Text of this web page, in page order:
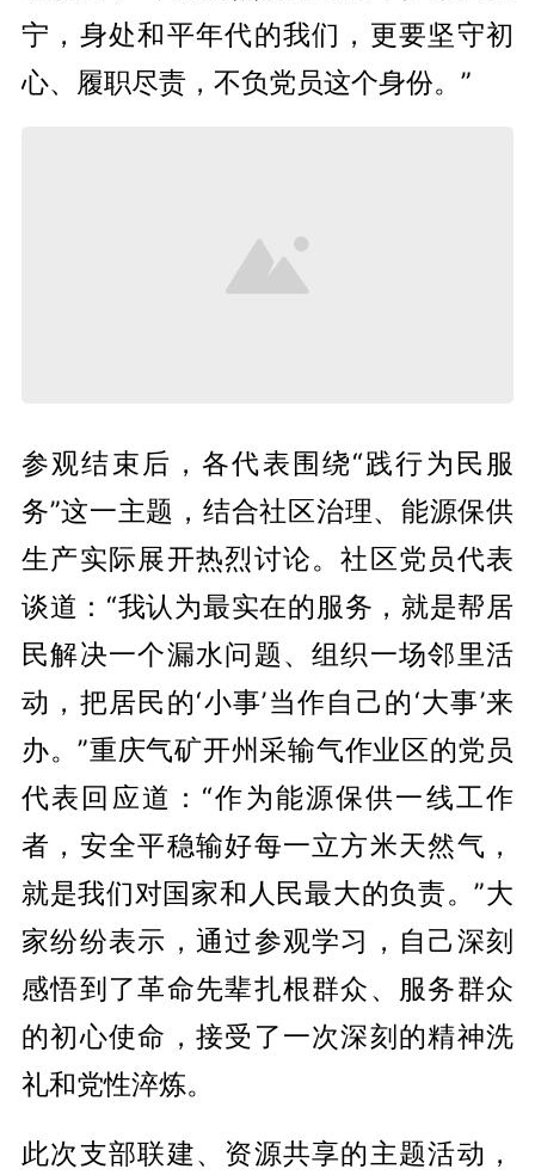
宁，身处和平年代的我们，更要坚守初
心、履职尽责，不负党员这个身份。”
参观结束后，各代表围绕“践行为民服
务”这一主题，结合社区治理、能源保供
生产实际展开热烈讨论。社区党员代表
谈道：“我认为最实在的服务，就是帮居
民解决一个漏水问题、组织一场邻里活
动，把居民的‘小事’当作自己的‘大事’来
办。”重庆气矿开州采输气作业区的党员
代表回应道：“作为能源保供一线工作
者，安全平稳输好每一立方米天然气，
就是我们对国家和人民最大的负责。”大
家纷纷表示，通过参观学习，自己深刻
感悟到了革命先辈扎根群众、服务群众
的初心使命，接受了一次深刻的精神洗
礼和党性淬炼。
此次支部联建、资源共享的主题活动，